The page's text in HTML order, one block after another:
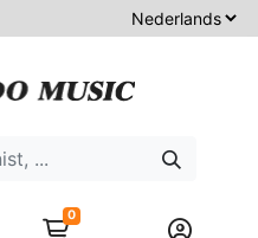
0